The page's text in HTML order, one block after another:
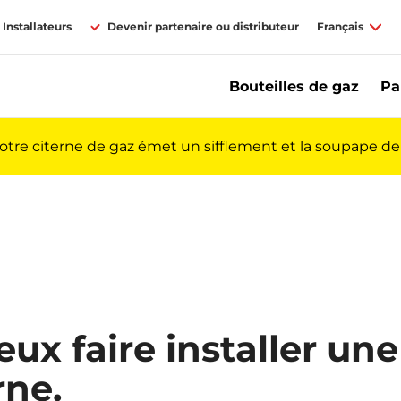
Installateurs Devenir partenaire ou distributeur Français
Bouteilles de gaz
citerne de gaz émet un sifflement et la soupape
faire installer une